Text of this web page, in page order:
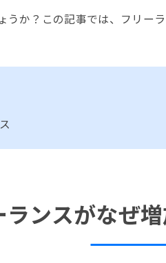
か？この記事では、フリ
ランスがなぜ